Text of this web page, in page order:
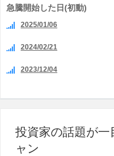
急騰開始した日(初動)
2025/01/06
2024/02/21
2023/12/04
投資家の話題が一
ャン